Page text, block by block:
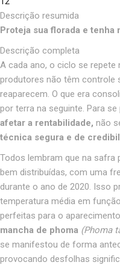
Descrição resumida
Proteja sua florada e
Descrição completa
A cada ano, o ciclo se repete
produtores não têm controle
reaparecem. O que era
por terra na seguinte. Para se
afetar a rentabilidade, não
técnica segura e de
Todos lembram que na safra
bem distribuídas, com uma
durante o ano de 2020. Isso
temperatura média em
perfeitas para o
mancha de phoma (Phoma
se manifestou de forma
provocando desfolhas